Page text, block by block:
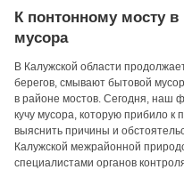
К понтонному мосту в
мусора
В Калужской области
берегов, смывают бытовой
в районе мостов. Сегодня, наш
кучу мусора, которую прибило
выяснить причины и
Калужской межрайонной
специалистами органов